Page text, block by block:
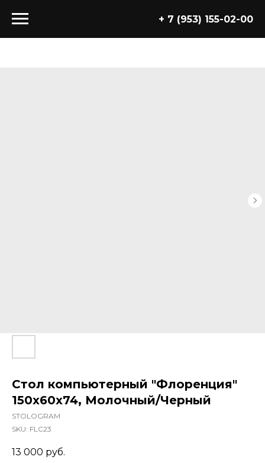
+ 7 (953) 155-02-00
Стол компьютерный "Флоренция"
150х60х74, Молочный/Черный
STOLOGRAM
SKU: FLC23
13 000 руб.